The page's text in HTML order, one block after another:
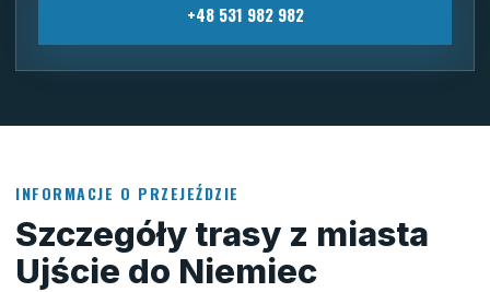
+48 531 982 982
INFORMACJE O PRZEJEŹDZIE
Szczegóły trasy z miasta
Ujście do Niemiec